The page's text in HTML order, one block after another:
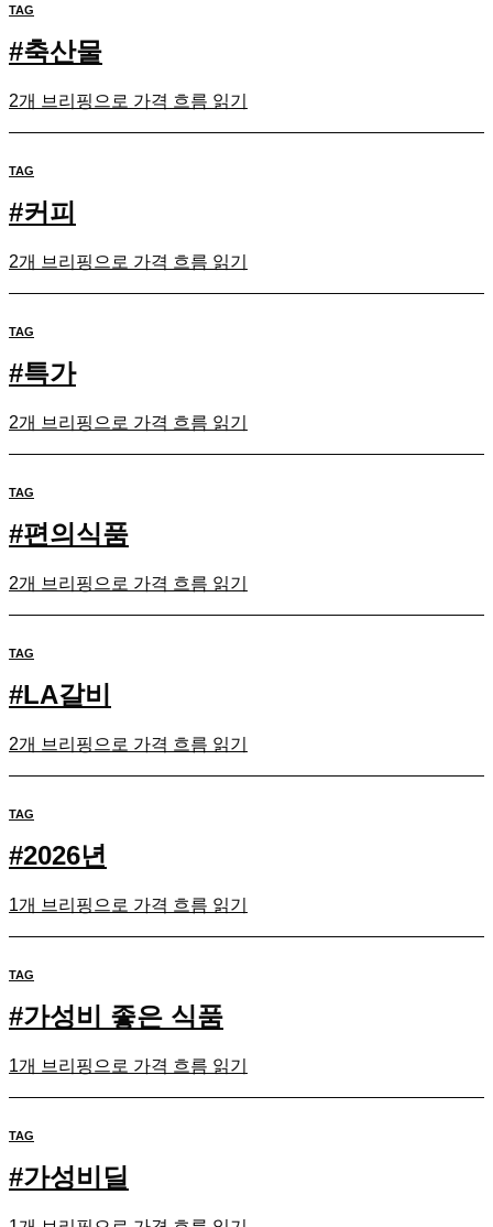
TAG
#축산물
2개 브리핑으로 가격 흐름 읽기
TAG
#커피
2개 브리핑으로 가격 흐름 읽기
TAG
#특가
2개 브리핑으로 가격 흐름 읽기
TAG
#편의식품
2개 브리핑으로 가격 흐름 읽기
TAG
#LA갈비
2개 브리핑으로 가격 흐름 읽기
TAG
#2026년
1개 브리핑으로 가격 흐름 읽기
TAG
#가성비 좋은 식품
1개 브리핑으로 가격 흐름 읽기
TAG
#가성비딜